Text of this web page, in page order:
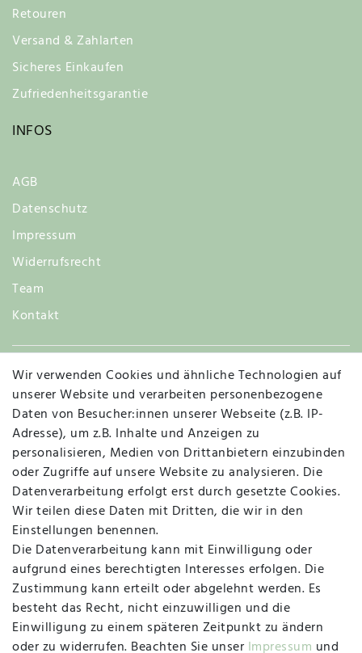
Retouren
Versand & Zahlarten
Sicheres Einkaufen
Zufriedenheitsgarantie
INFOS
AGB
Datenschutz
Impressum
Widerrufsrecht
Team
Kontakt
Widerruf
Vertrag widerrufen Kontakt
MAPALI VOR ORT
Herzogstraße 10
47533 Kleve
Montag, Dienstag, Donnerstag, Freitag
09:00 Uhr bis 13:00 Uhr
Wir verwenden Cookies und ähnliche Technologien auf
unserer Website und verarbeiten personenbezogene
Daten von Besucher:innen unserer Webseite (z.B. IP-
Adresse), um z.B. Inhalte und Anzeigen zu
personalisieren, Medien von Drittanbietern einzubinden
oder Zugriffe auf unsere Website zu analysieren. Die
Datenverarbeitung erfolgt erst durch gesetzte Cookies.
Wir teilen diese Daten mit Dritten, die wir in den
Einstellungen benennen.
Die Datenverarbeitung kann mit Einwilligung oder
aufgrund eines berechtigten Interesses erfolgen. Die
Zustimmung kann erteilt oder abgelehnt werden. Es
besteht das Recht, nicht einzuwilligen und die
Einwilligung zu einem späteren Zeitpunkt zu ändern
oder zu widerrufen. Beachten Sie unser Impressum und